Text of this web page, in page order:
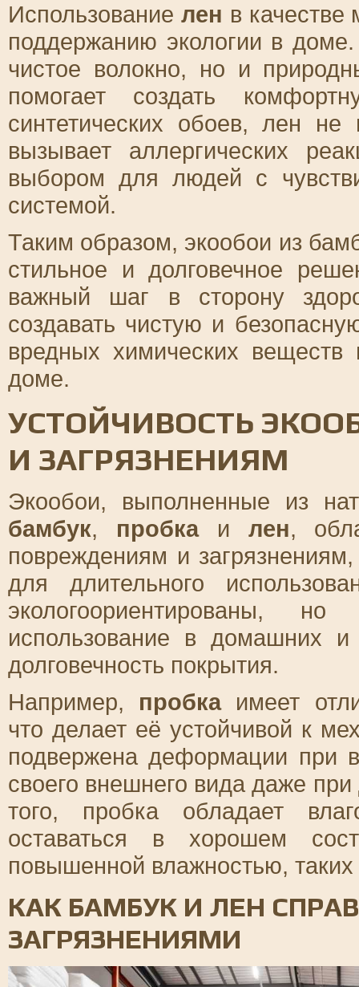
Использование лен в качестве
поддержанию экологии в
чистое волокно, но и
помогает создать
синтетических обоев, лен
вызывает аллергических
выбором для людей с
системой.
Таким образом, экообои из
стильное и долговечное
важный шаг в сторону
создавать чистую и
вредных химических
доме.
УСТОЙЧИВОСТЬ
И ЗАГРЯЗНЕНИЯМ
Экообои, выполненные из
бамбук, пробкаи лен,
повреждениям и
для длительного
экологоориентированы,
использование в домашних
долговечность покрытия.
Например, пробкаимеет
что делает её устойчивой к
подвержена деформации при
своего внешнего вида даже
того, пробка обладает
оставаться в хорошем
повышенной влажностью,
КАК БАМБУК И ЛЕН
ЗАГРЯЗНЕНИЯМИ